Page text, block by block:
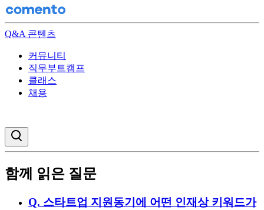
Q&A 콘텐츠
커뮤니티
직무부트캠프
클래스
채용
함께 읽은 질문
Q. 스타트업 지원동기에 어떤 인재상 키워드가